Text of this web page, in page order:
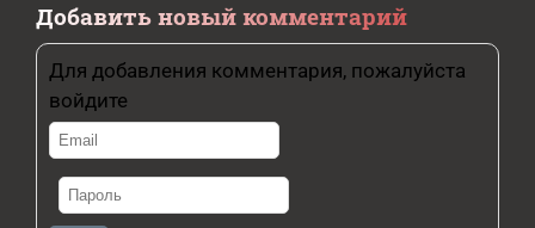
Добавить новый комментарий
Для добавления комментария, пожалуйста
войдите